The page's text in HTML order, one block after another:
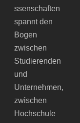
ssenschaften
spannt den
Bogen
zwischen
Studierenden
und
Unternehmen,
zwischen
Hochschule